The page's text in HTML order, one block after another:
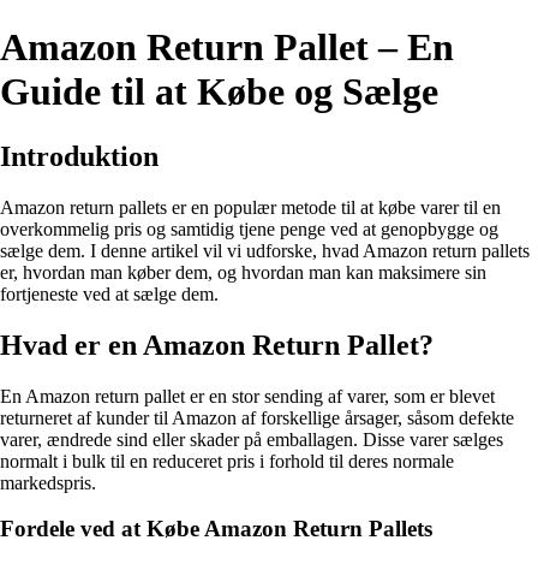
Amazon Return Pallet – En
Guide til at Købe og Sælge
Introduktion
Amazon return pallets er en populær metode til at købe varer til en
overkommelig pris og samtidig tjene penge ved at genopbygge og
sælge dem. I denne artikel vil vi udforske, hvad Amazon return pallets
er, hvordan man køber dem, og hvordan man kan maksimere sin
fortjeneste ved at sælge dem.
Hvad er en Amazon Return Pallet?
En Amazon return pallet er en stor sending af varer, som er blevet
returneret af kunder til Amazon af forskellige årsager, såsom defekte
varer, ændrede sind eller skader på emballagen. Disse varer sælges
normalt i bulk til en reduceret pris i forhold til deres normale
markedspris.
Fordele ved at Købe Amazon Return Pallets